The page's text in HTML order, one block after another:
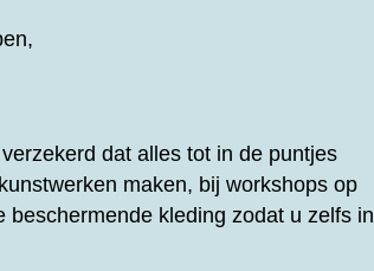
dat alles tot in de puntjes
maken, bij workshops op
beschermende kleding zodat u zelfs in